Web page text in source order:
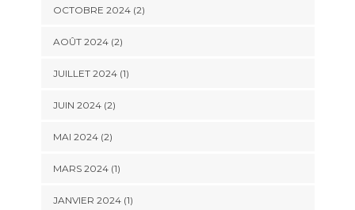
OCTOBRE 2024(2)
AOÛT 2024(2)
JUILLET 2024(1)
JUIN 2024(2)
MAI 2024(2)
MARS 2024(1)
JANVIER 2024(1)